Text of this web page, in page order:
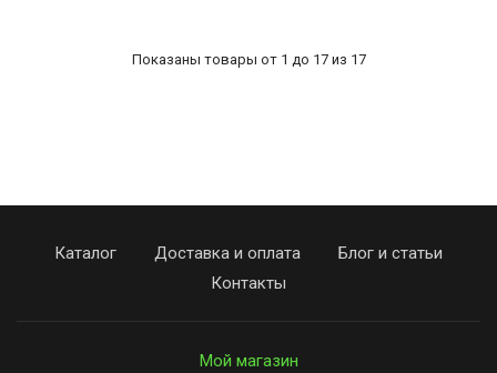
Показаны товары от 1 до 17 из 17
Каталог Доставка и оплата
Блог и статьи
Контакты
Мой магазин